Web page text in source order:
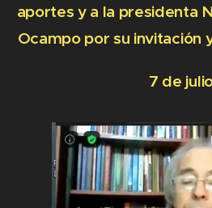
aportes y a la presidenta
Ocampo por su invitación
7 de